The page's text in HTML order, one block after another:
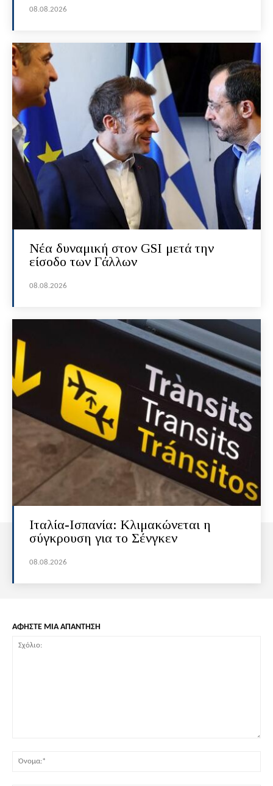
08.08.2026
Νέα δυναμική στον GSI μετά την
είσοδο των Γάλλων
08.08.2026
Ιταλία-Ισπανία: Κλιμακώνεται η
σύγκρουση για το Σένγκεν
08.08.2026
ΑΦΗΣΤΕ ΜΙΑ ΑΠΑΝΤΗΣΗ